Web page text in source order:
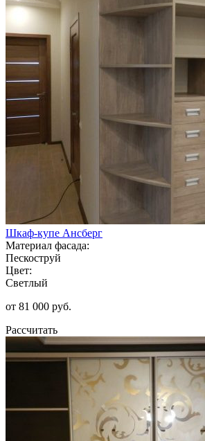
Шкаф-купе Ансберг
Материал фасада:
Пескоструй
Цвет:
Светлый
от 81 000 руб.
Рассчитать